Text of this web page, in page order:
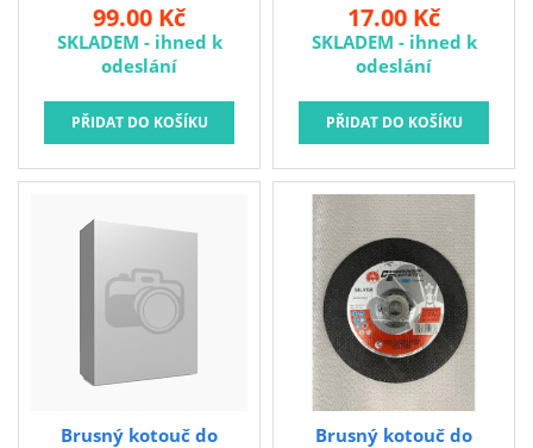
99.00 Kč
SKLADEM - ihned k
odeslání
nerez 115 x 1,0 x 22,2
mm. rozměry: 115 x 1,0 x
22,2 mm Řezné kotouče
Hells Bells s bakelitovým
pojivem jsou vyrobeny z
prémiového korundového
zrna, které je zárukou
rychlého řezu a dlouhé
životnosti. Neobsahují
stopy železa, chlóru a síry.
Jsou určeny pro řezání
uhlíkových ocelí,
konstrukčních ocelí a
nerezových ocelí.
17.00 Kč
SKLADEM - ihned k
odeslání
Brusný kotouč do
Brusný kotouč do